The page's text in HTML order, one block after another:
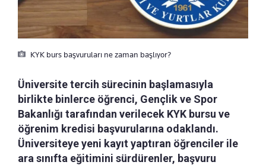
KYK burs başvuruları ne zaman başlıyor?
Üniversite tercih sürecinin başlamasıyla
birlikte binlerce öğrenci, Gençlik ve Spor
Bakanlığı tarafından verilecek KYK bursu ve
öğrenim kredisi başvurularına odaklandı.
Üniversiteye yeni kayıt yaptıran öğrenciler ile
ara sınıfta eğitimini sürdürenler, başvuru